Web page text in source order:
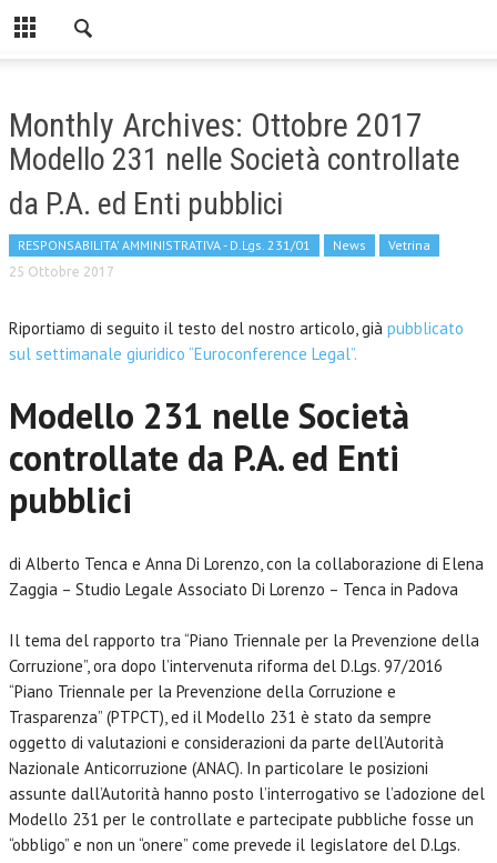
Monthly Archives: Ottobre 2017
Modello 231 nelle Società controllate
da P.A. ed Enti pubblici
RESPONSABILITA' AMMINISTRATIVA - D.Lgs. 231/01 News Vetrina
25 Ottobre 2017
Riportiamo di seguito il testo del nostro articolo, già pubblicato
sul settimanale giuridico “Euroconference Legal”.
Modello 231 nelle Società
controllate da P.A. ed Enti
pubblici
di Alberto Tenca e Anna Di Lorenzo, con la collaborazione di Elena
Zaggia – Studio Legale Associato Di Lorenzo – Tenca in Padova
Il tema del rapporto tra “Piano Triennale per la Prevenzione della
Corruzione”, ora dopo l’intervenuta riforma del D.Lgs. 97/2016
“Piano Triennale per la Prevenzione della Corruzione e
Trasparenza” (PTPCT), ed il Modello 231 è stato da sempre
oggetto di valutazioni e considerazioni da parte dell’Autorità
Nazionale Anticorruzione (ANAC). In particolare le posizioni
assunte dall’Autorità hanno posto l’interrogativo se l’adozione del
Modello 231 per le controllate e partecipate pubbliche fosse un
“obbligo” e non un “onere” come prevede il legislatore del D.Lgs.